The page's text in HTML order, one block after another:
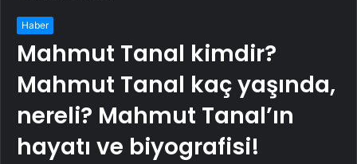
Haber
Mahmut Tanal kimdir?
Mahmut Tanal kaç yaşında,
nereli? Mahmut Tanal’ın
hayatı ve biyografisi!